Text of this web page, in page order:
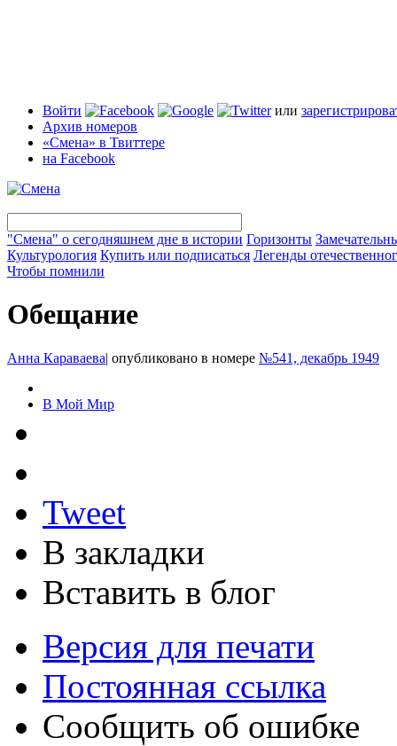
Войти или
Архив номеров
«Смена» в Твиттере
на Facebook
"Смена" о сегодняшнем дне в истории Горизонты
Культурология Купить или подписаться Легенды
Чтобы помнили
Обещание
Анна Караваева| опубликовано в номере №541, декабрь 1949
В Мой Мир
Tweet
В закладки
Вставить в блог
Версия для печати
Постоянная ссылка
Сообщить об ошибке